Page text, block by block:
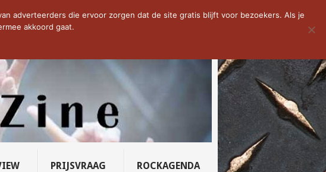
IN 0... CD VAN DE WEEK: SLEEPING...
PRIJSVRAAG ROCKAGENDA
adverteerders die ervoor zorgen dat de site gratis blijft voor bezoekers. Als je
akkoord gaat.